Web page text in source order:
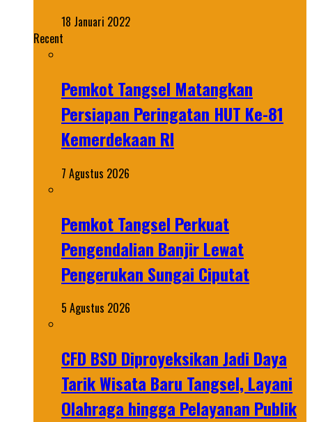
18 Januari 2022
Recent
Pemkot Tangsel Matangkan
Persiapan Peringatan HUT Ke-81
Kemerdekaan RI
7 Agustus 2026
Pemkot Tangsel Perkuat
Pengendalian Banjir Lewat
Pengerukan Sungai Ciputat
5 Agustus 2026
CFD BSD Diproyeksikan Jadi Daya
Tarik Wisata Baru Tangsel, Layani
Olahraga hingga Pelayanan Publik